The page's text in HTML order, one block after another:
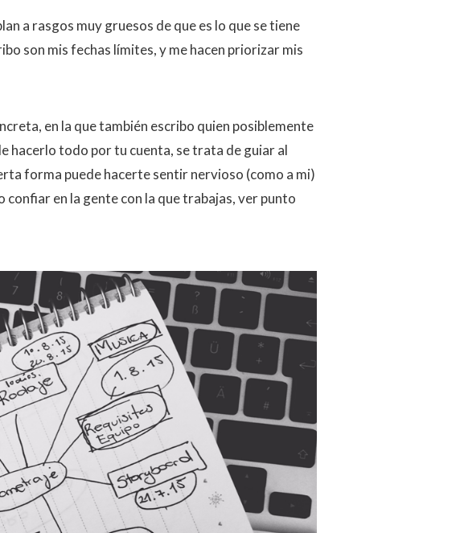
a rasgos muy gruesos de que es lo que se tiene
son mis fechas límites, y me hacen priorizar mis
en la que también escribo quien posiblemente
hacerlo todo por tu cuenta, se trata de guiar al
forma puede hacerte sentir nervioso (como a mi)
en la gente con la que trabajas, ver punto